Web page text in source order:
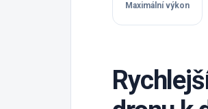
Maximální výkon